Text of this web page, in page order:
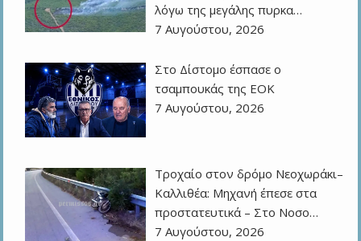
λόγω της μεγάλης πυρκα…
7 Αυγούστου, 2026
Στο Δίστομο έσπασε ο
τσαμπουκάς της ΕΟΚ
7 Αυγούστου, 2026
Τροχαίο στον δρόμο Νεοχωράκι–
Καλλιθέα: Μηχανή έπεσε στα
προστατευτικά – Στο Νοσο…
7 Αυγούστου, 2026